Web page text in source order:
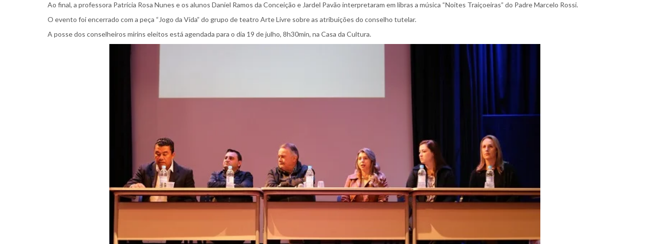
Ao final, a professora Patrícia Rosa Nunes e os alunos Daniel Ramos da Conceição e Jardel Pavão interpretaram em libras a música “Noites Traiçoeiras” do Padre Marcelo Rossi.
O evento foi encerrado com a peça “Jogo da Vida” do grupo de teatro Arte Livre sobre as atribuições do conselho tutelar.
A posse dos conselheiros mirins eleitos está agendada para o dia 19 de julho, 8h30min, na Casa da Cultura.